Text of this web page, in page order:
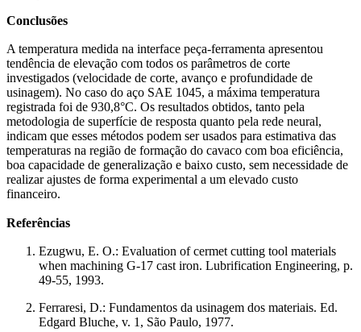
Conclusões
A temperatura medida na interface peça-ferramenta apresentou
tendência de elevação com todos os parâmetros de corte
investigados (velocidade de corte, avanço e profundidade de
usinagem). No caso do aço SAE 1045, a máxima temperatura
registrada foi de 930,8°C. Os resultados obtidos, tanto pela
metodologia de superfície de resposta quanto pela rede neural,
indicam que esses métodos podem ser usados para estimativa das
temperaturas na região de formação do cavaco com boa eficiência,
boa capacidade de generalização e baixo custo, sem necessidade de
realizar ajustes de forma experimental a um elevado custo
financeiro.
Referências
Ezugwu, E. O.: Evaluation of cermet cutting tool materials
when machining G-17 cast iron. Lubrification Engineering, p.
49-55, 1993.
Ferraresi, D.: Fundamentos da usinagem dos materiais. Ed.
Edgard Bluche, v. 1, São Paulo, 1977.